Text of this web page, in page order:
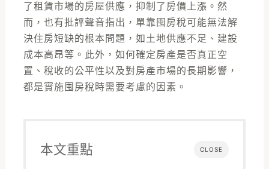
了租賃市場的房屋供應，抑制了房價上漲。然
而，也有批評聲音指出，單靠囤房稅可能無法解
決住房短缺的根本問題，如土地供應不足、建設
成本高昂等。此外，如何確定房產是否真正空
置、稅收的公平性以及對房產市場的長期影響，
都是實施囤房稅時需要考慮的因素。
CLOSE
本文重點